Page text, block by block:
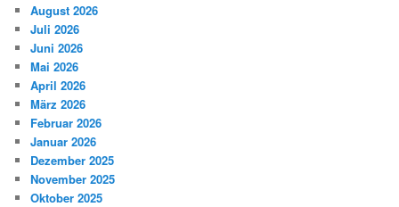
August 2026
Juli 2026
Juni 2026
Mai 2026
April 2026
März 2026
Februar 2026
Januar 2026
Dezember 2025
November 2025
Oktober 2025